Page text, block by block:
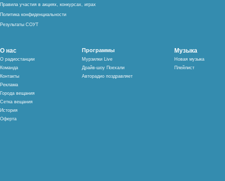
Правила участия в акциях, конкурсах, играх
Политика конфиденциальности
Результаты СОУТ
О нас
О радиостанции
Команда
Контакты
Реклама
Города вещания
Сетка вещания
История
Оферта
Программы
Мурзилки Live
Драйв-шоу Поехали
Авторадио поздравляет
Музыка
Новая музыка
Плейлист